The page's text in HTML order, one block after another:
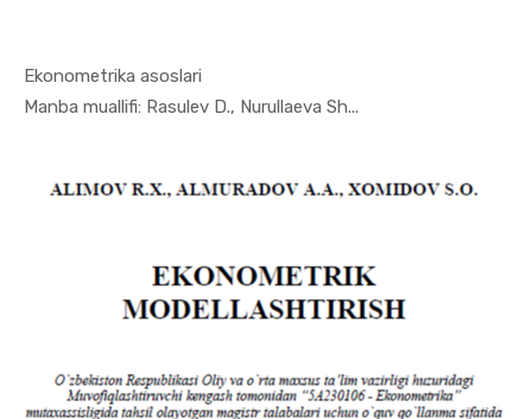
Ekonometrika asoslari
Manba muallifi: Rasulev D., Nurullaeva Sh...
In Ekonome...